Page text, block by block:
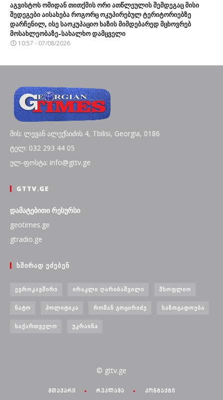
აგვისტოს ომიდან თითქმის ორი ათწლეულის შემდეგაც მისი
შედეგები აისახება როგორც ოკუპირებულ ტერიტორიებზე
დარჩენილ, ისე საოკუპაციო ხაზის მიმდებარედ მცხოვრებ
მოსახლეობაზე-სახალხო დამცველი
10:57 - 07/08/2026
მის: ლევან ალექსიძის 4, Tbilisi, Georgia, 0186
ტელ: 032 293 44 05
ელ-ფოსტა: info@gttv.ge
GTTV.GE
დამატებითი რესურსი
geotimes.ge
gtradio.ge
ᲮᲨᲘᲠᲐᲓ ᲔᲫᲔᲑᲔᲜ
ᲔᲕᲠᲝᲙᲐᲕᲨᲘᲠᲘ ᲘᲠᲐᲙᲚᲘ ᲦᲐᲠᲘᲑᲐᲨᲕᲘᲚᲘ ᲛᲡᲝᲤᲚᲘᲝ
ᲜᲐᲢᲝ ᲞᲝᲚᲘᲢᲘᲙᲐ ᲠᲝᲛᲐᲜ ᲒᲝᲪᲘᲠᲘᲫᲔ ᲡᲐᲖᲝᲒᲐᲓᲝᲔᲑᲐ
ᲡᲐᲥᲐᲠᲗᲕᲔᲚᲝ ᲣᲙᲠᲐᲘᲜᲐ
© gttv.ge
მთავარი რეკლამა კონტაქტი